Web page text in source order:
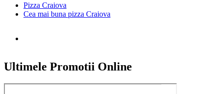
Pizza Craiova
Cea mai buna pizza Craiova
Ultimele Promotii Online